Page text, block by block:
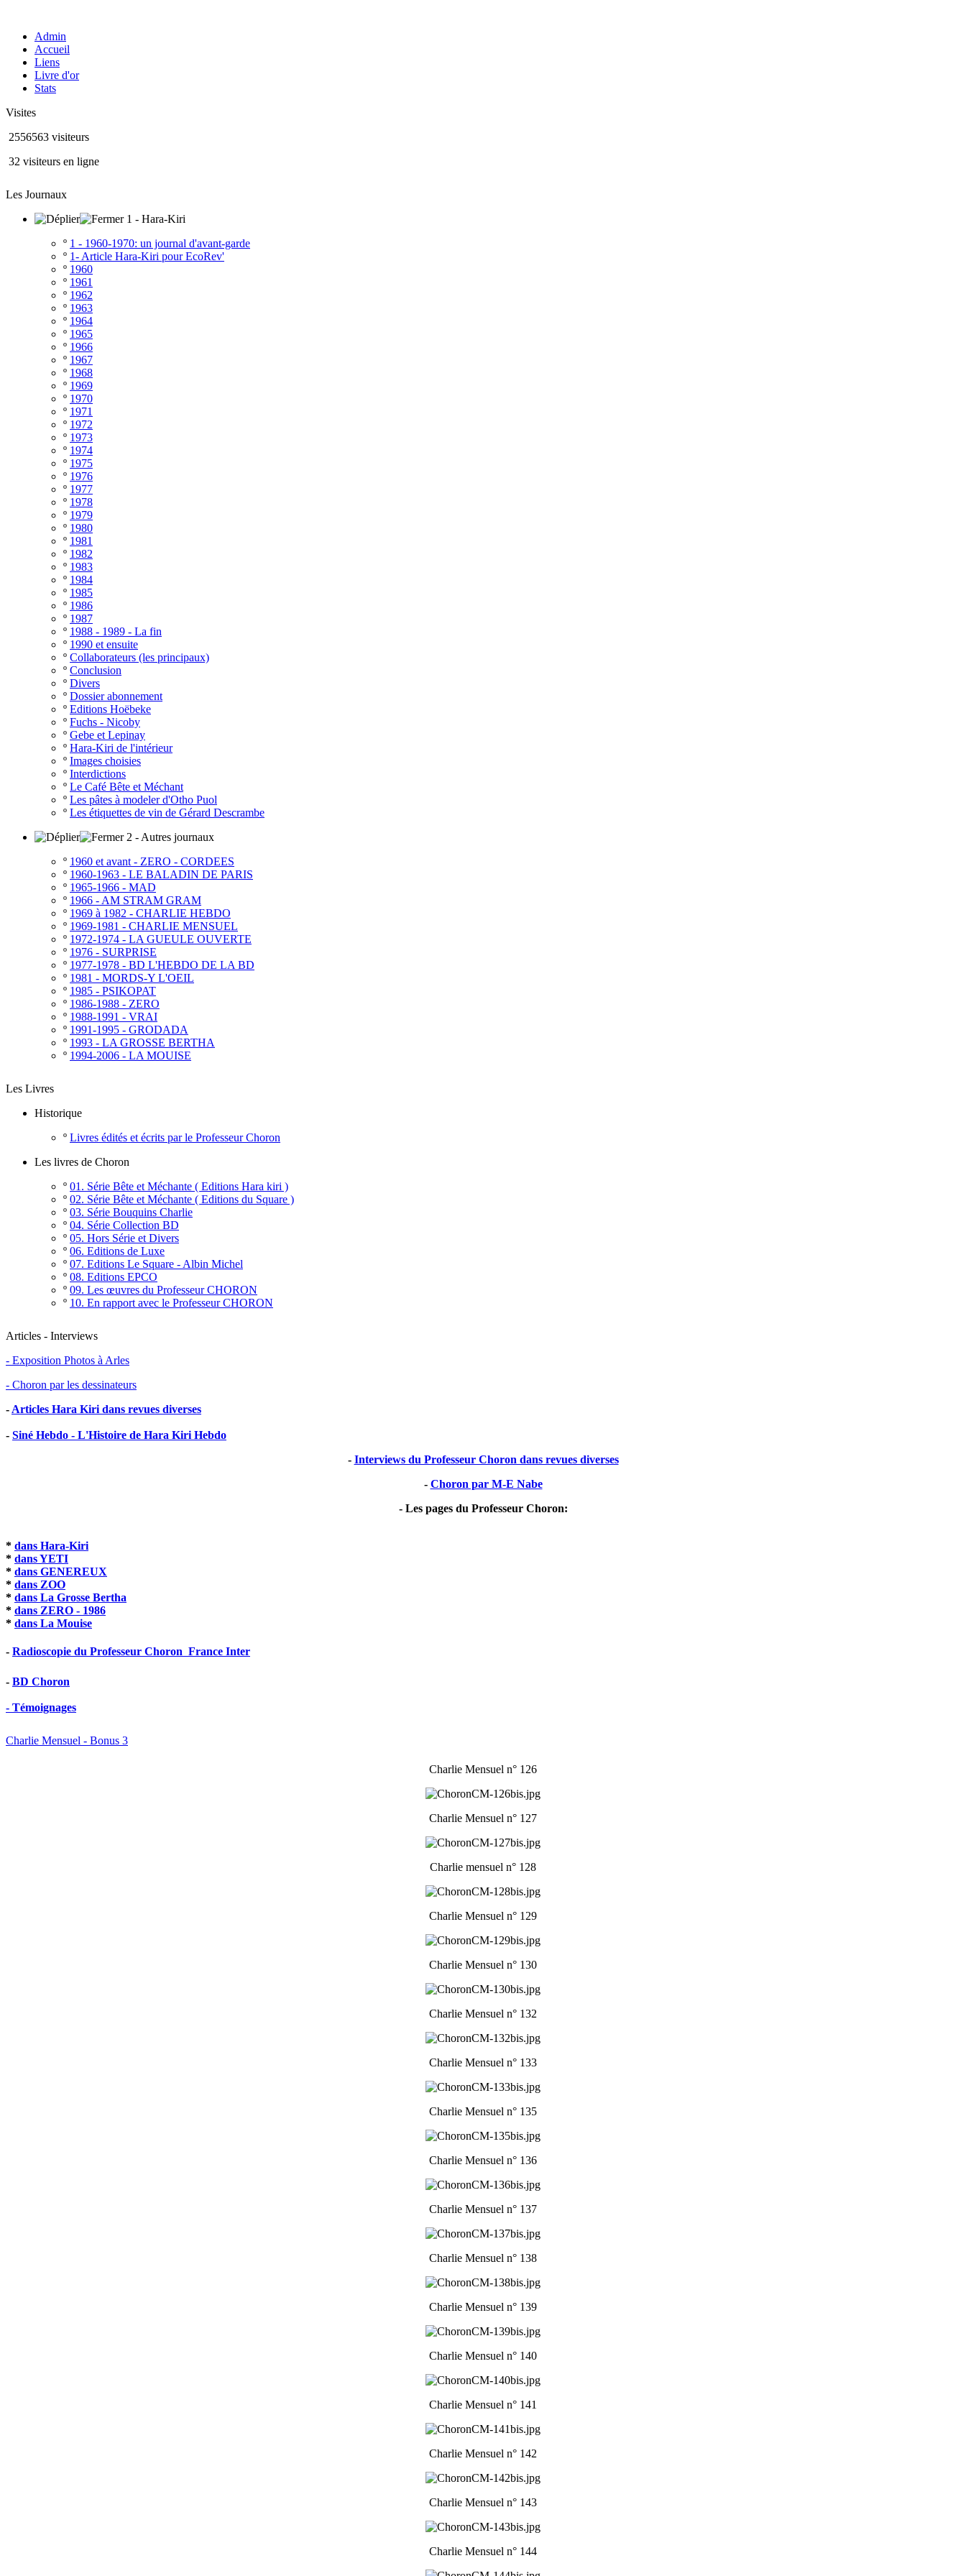
Admin
Accueil
Liens
Livre d'or
Stats
Visites
2556563 visiteurs
32 visiteurs en ligne
Les Journaux
1 - Hara-Kiri
º 1 - 1960-1970: un journal d'avant-garde
º 1- Article Hara-Kiri pour EcoRev'
º 1960
º 1961
º 1962
º 1963
º 1964
º 1965
º 1966
º 1967
º 1968
º 1969
º 1970
º 1971
º 1972
º 1973
º 1974
º 1975
º 1976
º 1977
º 1978
º 1979
º 1980
º 1981
º 1982
º 1983
º 1984
º 1985
º 1986
º 1987
º 1988 - 1989 - La fin
º 1990 et ensuite
º Collaborateurs (les principaux)
º Conclusion
º Divers
º Dossier abonnement
º Editions Hoëbeke
º Fuchs - Nicoby
º Gebe et Lepinay
º Hara-Kiri de l'intérieur
º Images choisies
º Interdictions
º Le Café Bête et Méchant
º Les pâtes à modeler d'Otho Puol
º Les étiquettes de vin de Gérard Descrambe
2 - Autres journaux
º 1960 et avant - ZERO - CORDEES
º 1960-1963 - LE BALADIN DE PARIS
º 1965-1966 - MAD
º 1966 - AM STRAM GRAM
º 1969 à 1982 - CHARLIE HEBDO
º 1969-1981 - CHARLIE MENSUEL
º 1972-1974 - LA GUEULE OUVERTE
º 1976 - SURPRISE
º 1977-1978 - BD L'HEBDO DE LA BD
º 1981 - MORDS-Y L'OEIL
º 1985 - PSIKOPAT
º 1986-1988 - ZERO
º 1988-1991 - VRAI
º 1991-1995 - GRODADA
º 1993 - LA GROSSE BERTHA
º 1994-2006 - LA MOUISE
Les Livres
Historique
º Livres édités et écrits par le Professeur Choron
Les livres de Choron
º 01. Série Bête et Méchante ( Editions Hara kiri )
º 02. Série Bête et Méchante ( Editions du Square )
º 03. Série Bouquins Charlie
º 04. Série Collection BD
º 05. Hors Série et Divers
º 06. Editions de Luxe
º 07. Editions Le Square - Albin Michel
º 08. Editions EPCO
º 09. Les œuvres du Professeur CHORON
º 10. En rapport avec le Professeur CHORON
Articles - Interviews
- Exposition Photos à Arles
- Choron par les dessinateurs
- Articles Hara Kiri dans revues diverses
- Siné Hebdo - L'Histoire de Hara Kiri Hebdo
- Interviews du Professeur Choron dans revues diverses
- Choron par M-E Nabe
- Les pages du Professeur Choron:
* dans Hara-Kiri
* dans YETI
* dans GENEREUX
* dans ZOO
* dans La Grosse Bertha
* dans ZERO - 1986
* dans La Mouise
- Radioscopie du Professeur Choron  France Inter
- BD Choron
- Témoignages
Charlie Mensuel - Bonus 3
Charlie Mensuel n° 126
Charlie Mensuel n° 127
Charlie mensuel n° 128
Charlie Mensuel n° 129
Charlie Mensuel n° 130
Charlie Mensuel n° 132
Charlie Mensuel n° 133
Charlie Mensuel n° 135
Charlie Mensuel n° 136
Charlie Mensuel n° 137
Charlie Mensuel n° 138
Charlie Mensuel n° 139
Charlie Mensuel n° 140
Charlie Mensuel n° 141
Charlie Mensuel n° 142
Charlie Mensuel n° 143
Charlie Mensuel n° 144